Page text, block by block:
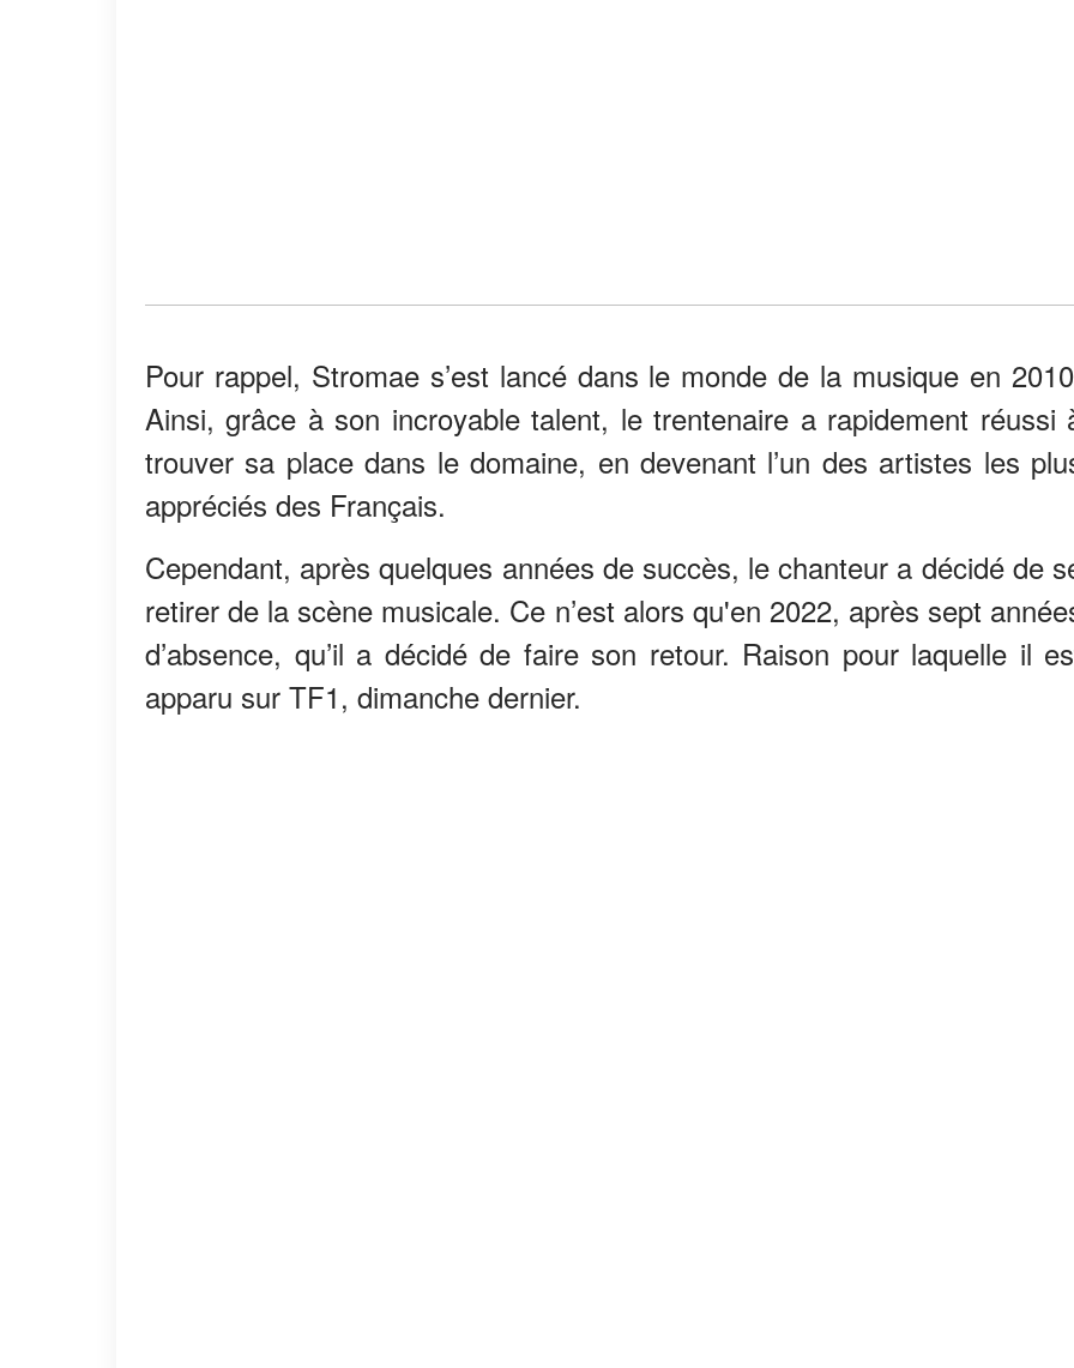
Pour rappel, Stromae s’est lancé dans le monde de la musique en
Ainsi, grâce à son incroyable talent, le trentenaire a rapidement réussi
trouver sa place dans le domaine, en devenant l’un des artistes les
appréciés des Français.
Cependant, après quelques années de succès, le chanteur a décidé de
retirer de la scène musicale. Ce n’est alors qu'en 2022, après sept
d’absence, qu’il a décidé de faire son retour. Raison pour laquelle il
apparu sur TF1, dimanche dernier.